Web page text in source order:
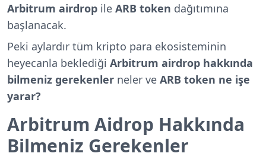
Arbitrum airdrop ile ARB token dağıtımına
başlanacak.
Peki aylardır tüm kripto para ekosisteminin
heyecanla beklediği Arbitrum airdrop hakkında
bilmeniz gerekenler neler ve ARB token ne işe
yarar?
Arbitrum Aidrop Hakkında
Bilmeniz Gerekenler